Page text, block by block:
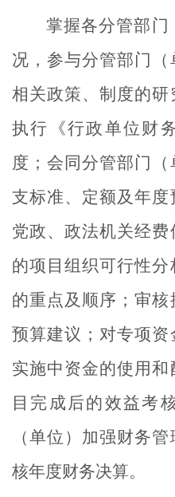
掌握各分管部
况，参与分管部门
相关政策、制度的
执行《行政单位财
度；会同分管部门
支标准、定额及年
党政、政法机关经
的项目组织可行性
的重点及顺序；审
预算建议；对专项资
实施中资金的使用
目完成后的效益考
（单位）加强财务
核年度财务决算。